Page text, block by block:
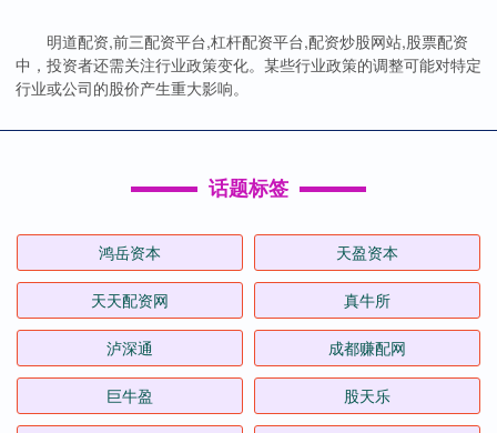
明道配资,前三配资平台,杠杆配资平台,配资炒股网站,股票配资
中，投资者还需关注行业政策变化。某些行业政策的调整可能对特定
行业或公司的股价产生重大影响。
话题标签
鸿岳资本 天盈资本
天天配资网 真牛所
泸深通 成都赚配网
巨牛盈 股天乐